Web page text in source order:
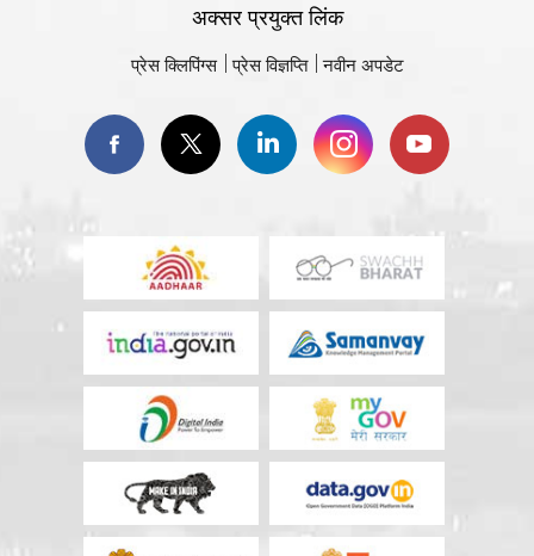
अक्सर प्रयुक्त लिंक
प्रेस क्लिपिंग्स प्रेस विज्ञप्ति नवीन अपडेट